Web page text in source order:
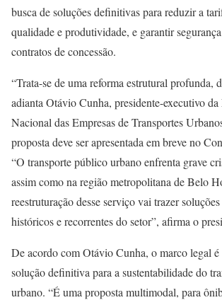
busca de soluções definitivas para reduzir a
qualidade e produtividade, e garantir
contratos de concessão.
“Trata-se de uma reforma estrutural profunda,
adianta Otávio Cunha, presidente-executivo
Nacional das Empresas de Transportes
proposta deve ser apresentada em breve no
“O transporte público urbano enfrenta grave
assim como na região metropolitana de Belo
reestruturação desse serviço vai trazer
históricos e recorrentes do setor”, afirma o
De acordo com Otávio Cunha, o marco legal é
solução definitiva para a sustentabilidade do
urbano. “É uma proposta multimodal, para